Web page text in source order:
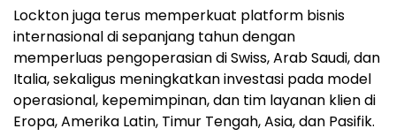
Lockton juga terus memperkuat platform bisnis
internasional di sepanjang tahun dengan
memperluas pengoperasian di Swiss, Arab Saudi, dan
Italia, sekaligus meningkatkan investasi pada model
operasional, kepemimpinan, dan tim layanan klien di
Eropa, Amerika Latin, Timur Tengah, Asia, dan Pasifik.